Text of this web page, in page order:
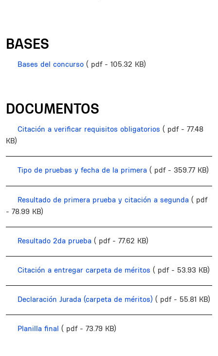
BASES
Bases del concurso ( pdf - 105.32 KB)
DOCUMENTOS
Citación a verificar requisitos obligatorios ( pdf - 77.48
KB)
Tipo de pruebas y fecha de la primera ( pdf - 359.77 KB)
Resultado de primera prueba y citación a segunda ( pdf
- 78.99 KB)
Resultado 2da prueba ( pdf - 77.62 KB)
Citación a entregar carpeta de méritos ( pdf - 53.93 KB)
Declaración Jurada (carpeta de méritos) ( pdf - 55.81 KB)
Planilla final ( pdf - 73.79 KB)